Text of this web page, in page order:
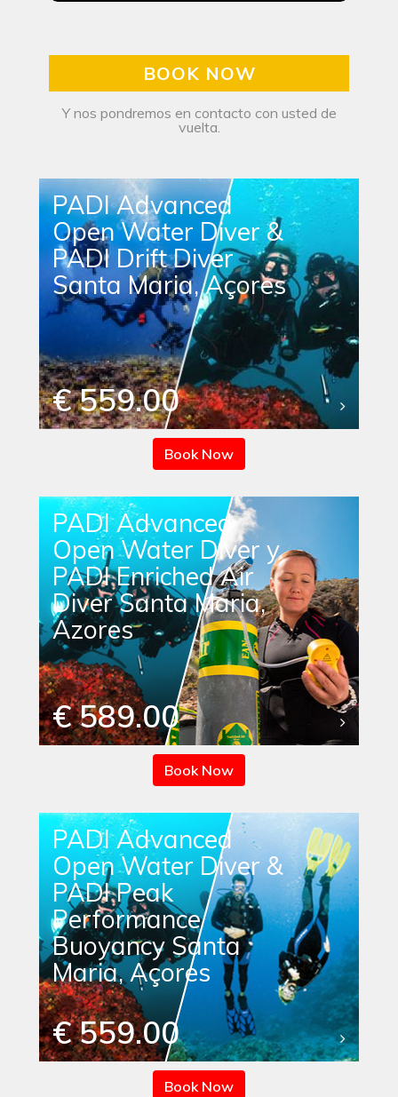
BOOK NOW
Y nos pondremos en contacto con usted de
vuelta.
PADI Advanced
Open Water Diver &
PADI Drift Diver
Santa Maria, Açores
€ 559.00
Book Now
PADI Advanced
Open Water Diver y
PADI Enriched Air
Diver Santa Maria,
Azores
€ 589.00
Book Now
PADI Advanced
Open Water Diver &
PADI Peak
Performance
Buoyancy Santa
Maria, Açores
€ 559.00
Book Now